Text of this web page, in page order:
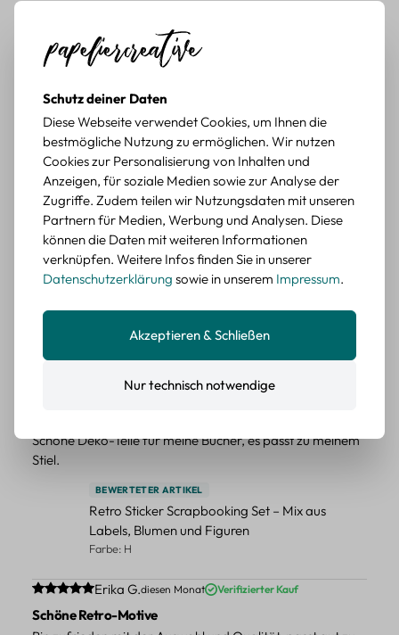
Schöne Motive
Tolle Motive, Briefmarken gehen zu vielen Projekten,
BEWERTETER ARTIKEL
Retro Briefmarken Sticker Set – 45 Papier-
Sticker mit Wald- und Tiermotiven
Durchschnittliche Bewertung von 5 von 5 Sternen
Erika G. diesen Monat Verifizierter Kauf
Schöne Motive
Die Sticker passen gut zu meinen Büchern, würde sie
wieder kaufen.
Retro Blumen Sticker Set – 45 Stück mit 15
verschiedene Motive
Durchschnittliche Bewertung von 5 von 5 Sternen
Erika G.diesen Monat Verifizierter Kauf
Schöne Deko-Teile für meine Bücher, es passt zu meinem
Stiel.
BEWERTETER ARTIKEL
Retro Sticker Scrapbooking Set – Mix aus
Labels, Blumen und Figuren
Farbe: H
Durchschnittliche Bewertung von 5 von 5 Sternen
Erika G.diesen Monat Verifizierter Kauf
Schöne Retro-Motive
Schutz deiner Daten
Diese Webseite verwendet Cookies, um Ihnen die
bestmögliche Nutzung zu ermöglichen. Wir nutzen
Cookies zur Personalisierung von Inhalten und
Anzeigen, für soziale Medien sowie zur Analyse der
Zugriffe. Zudem teilen wir Nutzungsdaten mit unseren
Partnern für Medien, Werbung und Analysen. Diese
können die Daten mit weiteren Informationen
verknüpfen. Weitere Infos finden Sie in unserer
Datenschutzerklärung sowie in unserem Impressum.
Nur technisch notwendige
Akzeptieren & Schließen